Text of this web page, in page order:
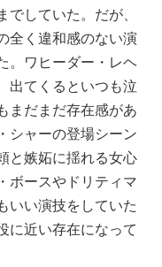
していた。だが、
全く違和感のない演
。ワヒーダー・レヘ
出てくるといつも泣
まだまだ存在感があ
シャーの登場シーン
と嫉妬に揺れる女心
ボースやドリティマ
いい演技をしていた
に近い存在になって